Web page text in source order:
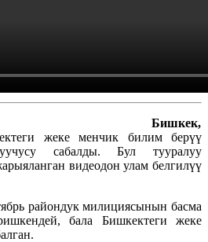
Бишкек,
жеке менчик билим берүү
сабалды. Бул тууралуу
видеодон улам белгилүү
райондук милициясынын басма
бала Бишкектеги жеке